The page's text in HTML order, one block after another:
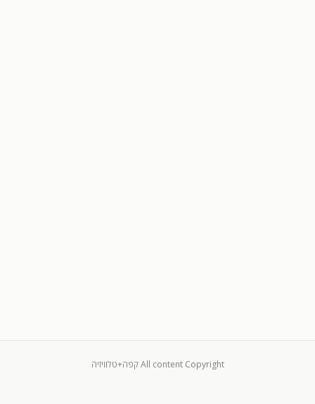
All content Copyright קפה+טלוויזיה